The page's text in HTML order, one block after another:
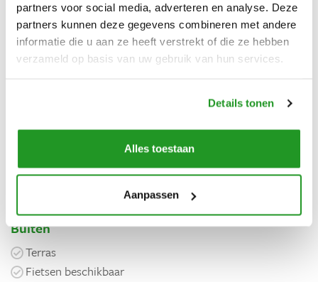
partners voor social media, adverteren en analyse. Deze
partners kunnen deze gegevens combineren met andere
informatie die u aan ze heeft verstrekt of die ze hebben
verzameld op basis van uw gebruik van hun services.
Details tonen
Alles toestaan
Aanpassen
Voorzieningen
Algemeen
Vrijstaand
Keuken
Kookplaat
Buiten
Terras
Fietsen beschikbaar